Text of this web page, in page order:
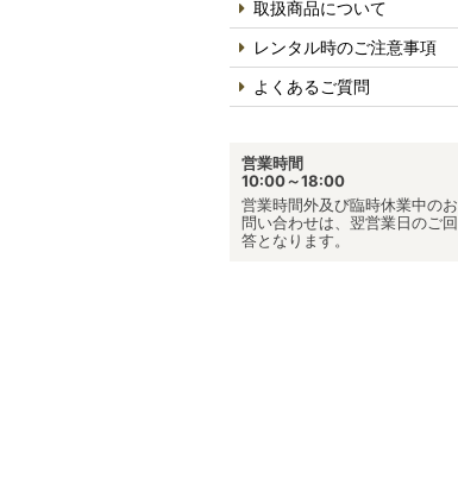
取扱商品について
レンタル時のご注意事項
よくあるご質問
営業時間
10:00～18:00
営業時間外及び臨時休業中のお
問い合わせは、翌営業日のご回
答となります。